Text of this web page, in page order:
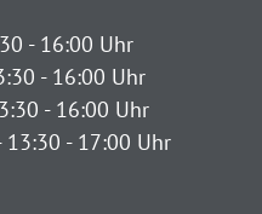
- 16:00 Uhr
- 16:00 Uhr
- 16:00 Uhr
- 17:00 Uhr